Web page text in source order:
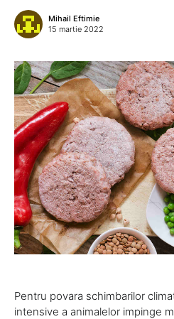
Mihail Eftimie
15 martie 2022
Pentru povara schimbarilor
intensive a animalelor impinge